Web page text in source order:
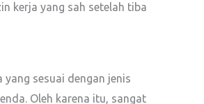
kerja yang sah setelah tiba
sesuai dengan jenis
Oleh karena itu, sangat